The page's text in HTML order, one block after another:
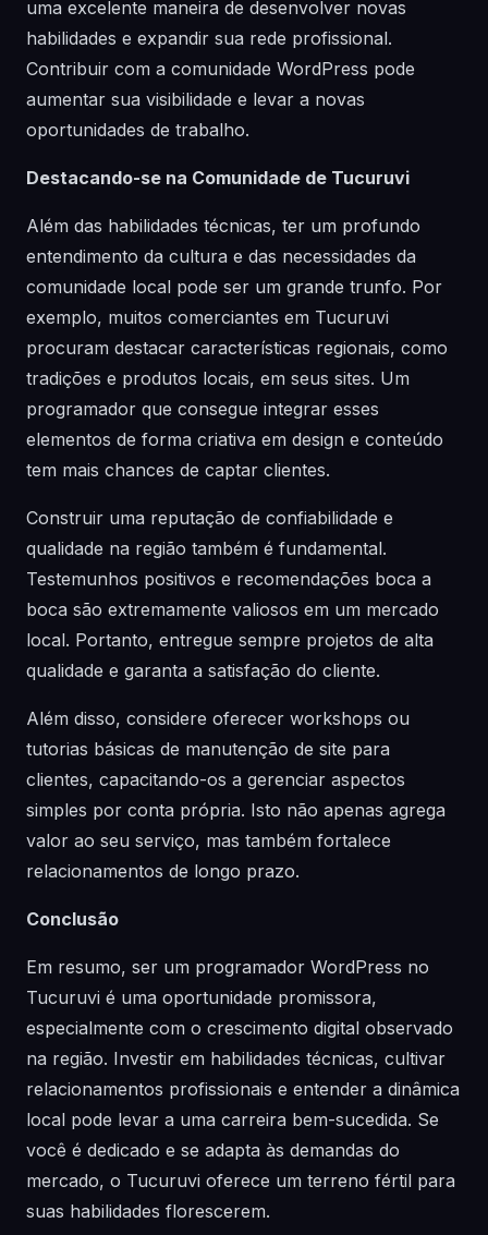
uma excelente maneira de desenvolver novas
habilidades e expandir sua rede profissional.
Contribuir com a comunidade WordPress pode
aumentar sua visibilidade e levar a novas
oportunidades de trabalho.
Destacando-se na Comunidade de Tucuruvi
Além das habilidades técnicas, ter um profundo
entendimento da cultura e das necessidades da
comunidade local pode ser um grande trunfo. Por
exemplo, muitos comerciantes em Tucuruvi
procuram destacar características regionais, como
tradições e produtos locais, em seus sites. Um
programador que consegue integrar esses
elementos de forma criativa em design e conteúdo
tem mais chances de captar clientes.
Construir uma reputação de confiabilidade e
qualidade na região também é fundamental.
Testemunhos positivos e recomendações boca a
boca são extremamente valiosos em um mercado
local. Portanto, entregue sempre projetos de alta
qualidade e garanta a satisfação do cliente.
Além disso, considere oferecer workshops ou
tutorias básicas de manutenção de site para
clientes, capacitando-os a gerenciar aspectos
simples por conta própria. Isto não apenas agrega
valor ao seu serviço, mas também fortalece
relacionamentos de longo prazo.
Conclusão
Em resumo, ser um programador WordPress no
Tucuruvi é uma oportunidade promissora,
especialmente com o crescimento digital observado
na região. Investir em habilidades técnicas, cultivar
relacionamentos profissionais e entender a dinâmica
local pode levar a uma carreira bem-sucedida. Se
você é dedicado e se adapta às demandas do
mercado, o Tucuruvi oferece um terreno fértil para
suas habilidades florescerem.